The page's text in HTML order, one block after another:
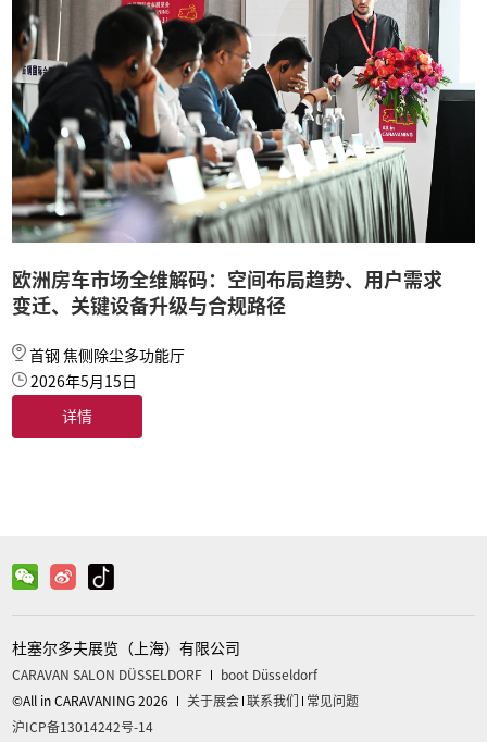
欧洲房车市场全维解码：空间布局趋势、用户需求
变迁、关键设备升级与合规路径
首钢 焦侧除尘多功能厅
2026年5月15日
详情
杜塞尔多夫展览（上海）有限公司
CARAVAN SALON DÜSSELDORF
boot Düsseldorf
©All in CARAVANING 2026
关于展会 联系我们
常见问题
沪ICP备13014242号-14